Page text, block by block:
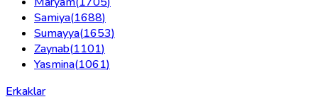
Samiya(1688)
Sumayya(1653)
Zaynab(1101)
Yasmina(1061)
Erkaklar